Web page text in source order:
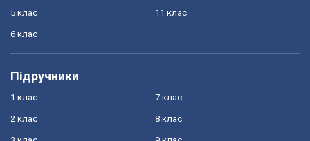
5 клас
6 клас
11 клас
Підручники
1 клас
2 клас
7 клас
8 клас